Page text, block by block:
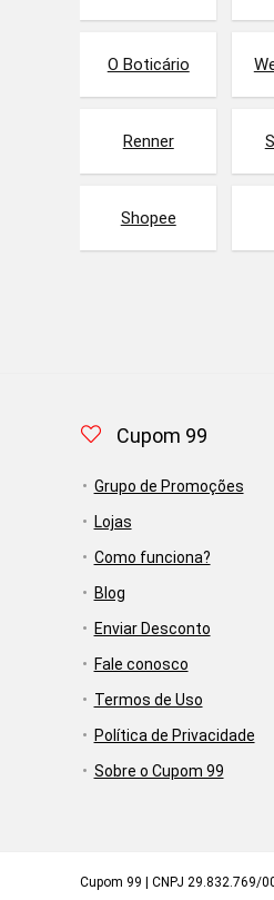
O Boticário
Renner
Shopee
Cupom 99
Grupo de Promoções
Lojas
Como funciona?
Blog
Enviar Desconto
Fale conosco
Termos de Uso
Política de Privacidade
Sobre o Cupom 99
Cupom 99 | CNPJ 29.832.769/